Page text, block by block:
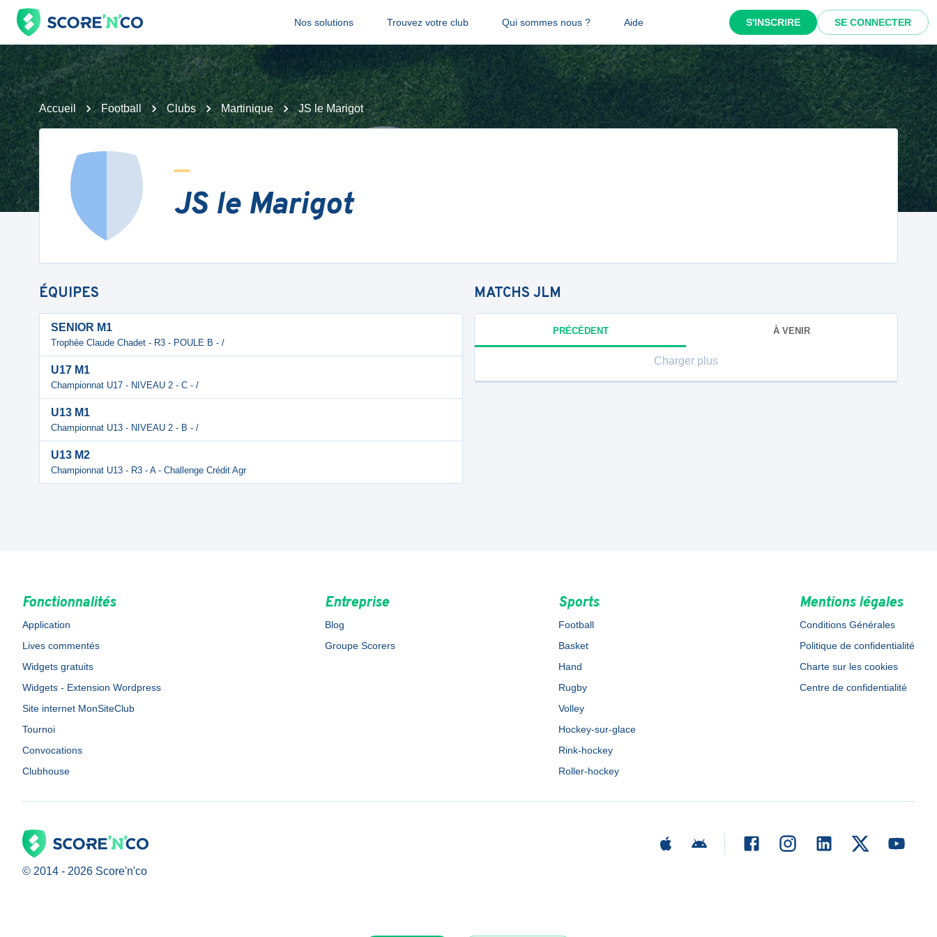
Nos solutions Trouvez votre club Qui sommes nous ? Aide S'INSCRIRE SE CONNECTER
Accueil Football Clubs Martinique JS le Marigot
JS le Marigot
ÉQUIPES
SENIOR M1
Trophée Claude Chadet - R3 - POULE B - /
U17 M1
Championnat U17 - NIVEAU 2 - C - /
U13 M1
Championnat U13 - NIVEAU 2 - B - /
U13 M2
Championnat U13 - R3 - A - Challenge Crédit Agr
MATCHS JLM
PRÉCÉDENT À VENIR
Charger plus
Fonctionnalités
Application
Lives commentés
Widgets gratuits
Widgets - Extension Wordpress
Site internet MonSiteClub
Tournoi
Convocations
Clubhouse
Entreprise
Blog
Groupe Scorers
Sports
Football
Basket
Hand
Rugby
Volley
Hockey-sur-glace
Rink-hockey
Roller-hockey
Mentions légales
Conditions Générales
Politique de confidentialité
Charte sur les cookies
Centre de confidentialité
© 2014 - 2026 Score'n'co